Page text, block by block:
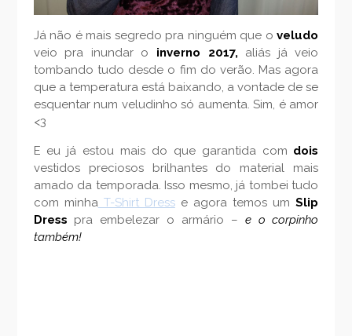
Já não é mais segredo pra ninguém que oveludo
veio pra inundar o inverno 2017, aliás já veio
tombando tudo desde o fim do verão. Mas agora
que a temperatura está baixando, a vontade de se
esquentar num veludinho só aumenta. Sim, é amor
<3
E eu já estou mais do que garantida com dois
vestidos preciosos brilhantes do material mais
amado da temporada. Isso mesmo, já tombei tudo
com minhaT-Shirt Dresse agora temos umSlip
Dress pra embelezar o armário – e o corpinho
também!